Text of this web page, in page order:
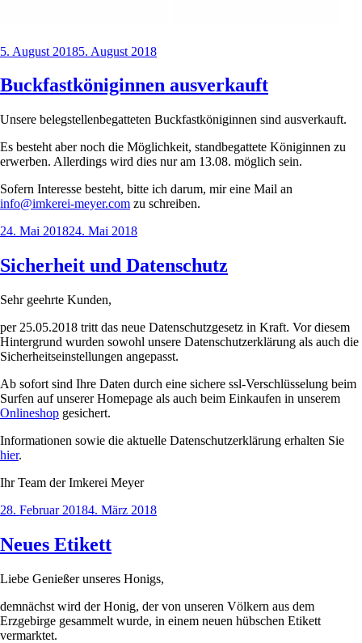
Veröffentlicht
5. August 20185. August 2018
Buckfastköniginnen ausverkauft
Unsere belegstellenbegatteten Buckfastköniginnen sind ausverkauft.
Es besteht aber noch die Möglichkeit, standbegattete Königinnen zu
erwerben. Allerdings wird dies nur am 13.08. möglich sein.
Sofern Interesse besteht, bitte ich darum, mir eine Mail an
info@imkerei-meyer.com zu schreiben.
Veröffentlicht
24. Mai 201824. Mai 2018
Sicherheit und Datenschutz
Sehr geehrte Kunden,
per 25.05.2018 tritt das neue Datenschutzgesetz in Kraft. Vor diesem
Hintergrund wurden sowohl unsere Datenschutzerklärung als auch die
Sicherheitseinstellungen angepasst.
Ab sofort sind Ihre Daten durch eine sichere ssl-Verschlüsselung beim
Surfen auf unserer Homepage als auch beim Einkaufen in unserem
Onlineshop gesichert.
Informationen sowie die aktuelle Datenschutzerklärung erhalten Sie
hier.
Ihr Team der Imkerei Meyer
Veröffentlicht
28. Februar 20184. März 2018
Neues Etikett
Liebe Genießer unseres Honigs,
demnächst wird der Honig, der von unseren Völkern aus dem
Erzgebirge gesammelt wurde, in einem neuen hübschen Etikett
vermarktet.